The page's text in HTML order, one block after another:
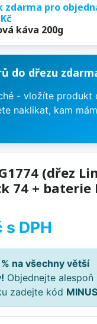
zdarma pro
káva 200g
do dřezu
- vložíte produkt
naklikat, kam
(dřez
74 + baterie
s DPH
na všechny větší
Objednejte
zadejte kód